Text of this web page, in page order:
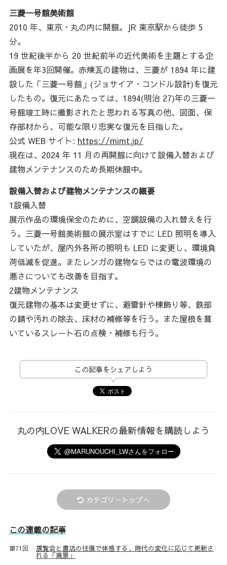
三菱一号館美術館
2010 年、東京・丸の内に開館。JR 東京駅から徒歩 5
分。
19 世紀後半から 20 世紀前半の近代美術を主題とする企
画展を年3回開催。赤煉瓦の建物は、三菱が 1894 年に建
設した「三菱一号館」(ジョサイア・コンドル設計)を復元
したもの。復元にあたっては、1894(明治 27)年の三菱一
号館竣工時に撮影されたと思われる写真の他、図面、保
存部材から、可能な限り忠実な復元を目指した。
公式 WEB サイト: https://mimt.jp/
現在は、2024 年 11 月の再開館に向けて設備入替および
建物メンテナンスのため長期休館中。
設備入替および建物メンテナンスの概要
1設備入替
展示作品の環境保全のために、空調設備の入れ替えを行
う。三菱一号館美術館の展示室はすでに LED 照明を導入
していたが、屋内外各所の照明も LED に変更し、環境負
荷低減を促進。またレンガの建物ならではの電波環境の
悪さについても改善を目指す。
2建物メンテナンス
復元建物の基本は変更せずに、避雷針や棟飾り等、鉄部
の錆や汚れの除去、床材の補修等を行う。また屋根を葺
いているスレート石の点検・補修も行う。
この記事をシェアしよう
丸の内LOVE WALKERの最新情報を購読しよう
カテゴリートップへ
この連載の記事
第71回 展覧会と書店の往復で体感する、時代の変化に応じて更新さ
れる「風景」